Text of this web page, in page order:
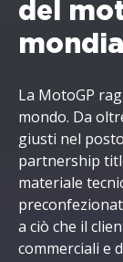
del
La MotoGP
mondo. Da
giusti nel
partnership
materiale
a ciò che il
commerciali e